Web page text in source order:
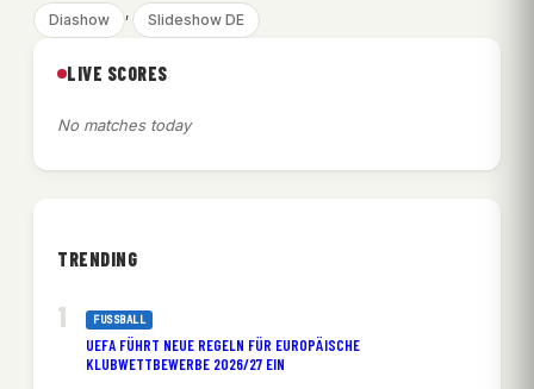
Diashow , Slideshow DE
LIVE SCORES
No matches today
TRENDING
FUSSBALL
UEFA FÜHRT NEUE REGELN FÜR EUROPÄISCHE
KLUBWETTBEWERBE 2026/27 EIN